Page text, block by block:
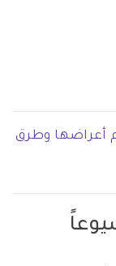
أعراضها وطرق